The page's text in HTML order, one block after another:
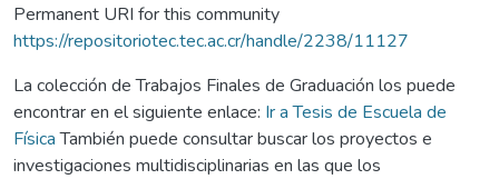
Permanent URI for this community
https://repositoriotec.tec.ac.cr/handle/2238/11127
La colección de Trabajos Finales de Graduación los puede
encontrar en el siguiente enlace: Ir a Tesis de Escuela de
FísicaTambién puede consultar buscar los proyectos e
investigaciones multidisciplinarias en las que los